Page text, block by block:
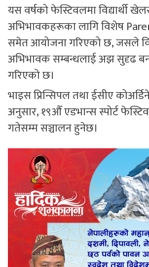
यस वर्षको फेस्टिवलमा विद्यार्थी
अभिभावकहरूका लागि विशेष
समेत आयोजना गरिएको छ, जसले
अभिभावक सम्बन्धलाई अझ सुदृढ
गरिएको छ।
भाइस प्रिन्सिपल तथा ईसीए
अनुसार, १९औँ एडभान्स स्पोर्ट
गतेसम्म सञ्चालन हुनेछ।